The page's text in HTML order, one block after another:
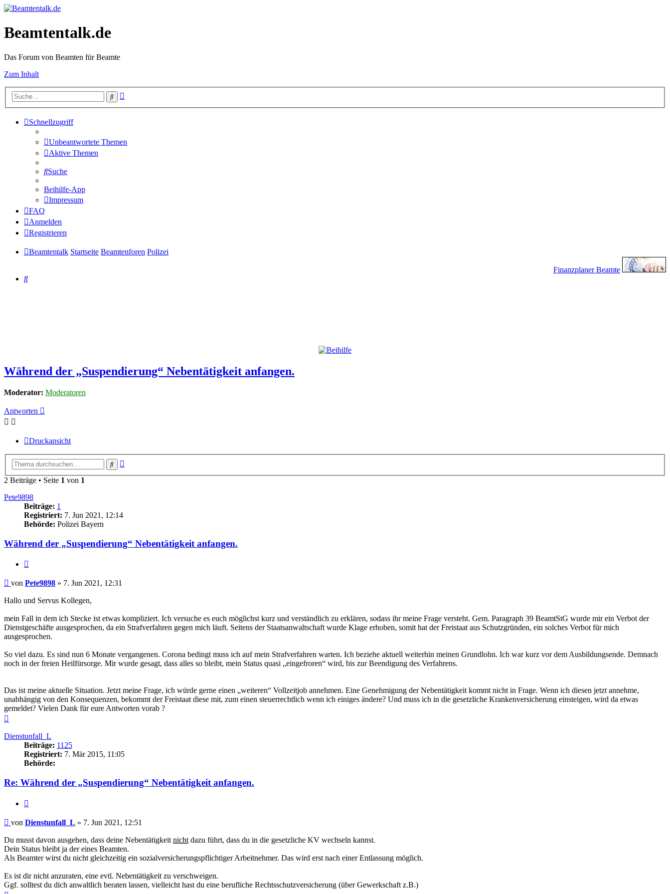
Beamtentalk.de
Das Forum von Beamten für Beamte
Zum Inhalt
Suche
Schnellzugriff
Unbeantwortete Themen
Aktive Themen
Suche
Beihilfe-App
Impressum
FAQ
Anmelden
Registrieren
Beamtentalk Startseite Beamtenforen Polizei
Finanzplaner Beamte
Suche
Während der „Suspendierung“ Nebentätigkeit anfangen.
Moderator: Moderatoren
Antworten
Druckansicht
Suche
2 Beiträge • Seite 1 von 1
Pete9898
Beiträge: 1
Registriert: 7. Jun 2021, 12:14
Behörde: Polizei Bayern
Während der „Suspendierung“ Nebentätigkeit anfangen.
Beitrag
von Pete9898 » 7. Jun 2021, 12:31
Hallo und Servus Kollegen,
mein Fall in dem ich Stecke ist etwas kompliziert. Ich versuche es euch möglichst kurz und verständlich zu erklären, sodass ihr meine Frage versteht. Gem. Paragraph 39 BeamtStG wurde mir ein Verbot der
Dienstgeschäfte ausgesprochen, da ein Strafverfahren gegen mich läuft. Seitens der Staatsanwaltschaft wurde Klage erhoben, somit hat der Freistaat aus Schutzgründen, ein solches Verbot für mich
ausgesprochen.
So viel dazu. Es sind nun 6 Monate vergangenen. Corona bedingt muss ich auf mein Strafverfahren warten. Ich beziehe aktuell weiterhin meinen Grundlohn. Ich war kurz vor dem Ausbildungsende. Demnach
noch in der freien Heilfürsorge. Mir wurde gesagt, dass alles so bleibt, mein Status quasi „eingefroren“ wird, bis zur Beendigung des Verfahrens.
Das ist meine aktuelle Situation. Jetzt meine Frage, ich würde gerne einen „weiteren“ Vollzeitjob annehmen. Eine Genehmigung der Nebentätigkeit kommt nicht in Frage. Wenn ich diesen jetzt annehme,
unabhängig von den Konsequenzen, bekommt der Freistaat diese mit, zum einen steuerrechtlich wenn ich einiges ändere? Und muss ich in die gesetzliche Krankenversicherung einsteigen, wird da etwas
gemeldet? Vielen Dank für eure Antworten vorab ?
Dienstunfall_L
Beiträge: 1125
Registriert: 7. Mär 2015, 11:05
Behörde:
Re: Während der „Suspendierung“ Nebentätigkeit anfangen.
Beitrag
von Dienstunfall_L » 7. Jun 2021, 12:51
Du musst davon ausgehen, dass deine Nebentätigkeit nicht dazu führt, dass du in die gesetzliche KV wechseln kannst.
Dein Status bleibt ja der eines Beamten.
Als Beamter wirst du nicht gleichzeitig ein sozialversicherungspflichtiger Arbeitnehmer. Das wird erst nach einer Entlassung möglich.
Es ist dir nicht anzuraten, eine evtl. Nebentätigkeit zu verschweigen.
Ggf. solltest du dich anwaltlich beraten lassen, vielleicht hast du eine berufliche Rechtsschutzversicherung (über Gewerkschaft z.B.)